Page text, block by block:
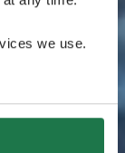
we use.